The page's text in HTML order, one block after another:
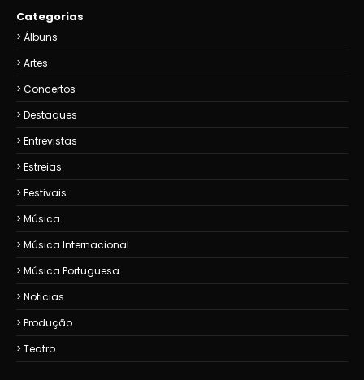
Categorias
Álbuns
Artes
Concertos
Destaques
Entrevistas
Estreias
Festivais
Música
Música Internacional
Música Portuguesa
Noticias
Produção
Teatro